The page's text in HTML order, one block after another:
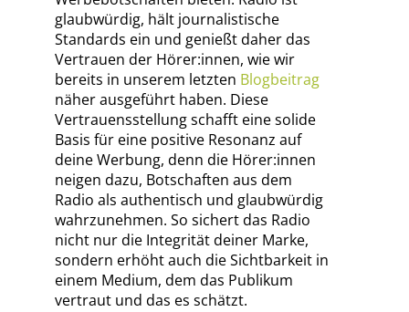
glaubwürdig, hält journalistische
Standards ein und genießt daher das
Vertrauen der Hörer:innen, wie wir
bereits in unserem letzten Blogbeitrag
näher ausgeführt haben. Diese
Vertrauensstellung schafft eine solide
Basis für eine positive Resonanz auf
deine Werbung, denn die Hörer:innen
neigen dazu, Botschaften aus dem
Radio als authentisch und glaubwürdig
wahrzunehmen. So sichert das Radio
nicht nur die Integrität deiner Marke,
sondern erhöht auch die Sichtbarkeit in
einem Medium, dem das Publikum
vertraut und das es schätzt.